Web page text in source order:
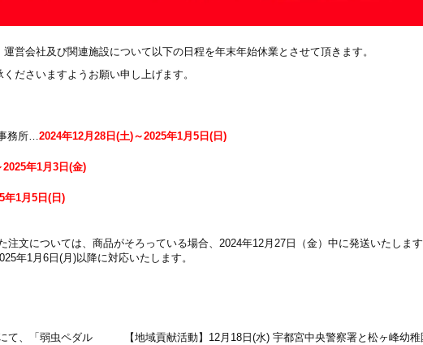
営会社及び関連施設について以下の日程を年末年始休業とさせて頂きます。
ださいますようお願い申し上げます。
務所…2024年12月28日(土)～2025年1月5日(日)
年1月3日(金)
年1月5日(日)
文については、商品がそろっている場合、2024年12月27日（金）中に発送いたしま
年1月6日(月)以降に対応いたします。
て、「弱虫ペダル
【地域貢献活動】12月18日(水) 宇都宮中央警察署と松ヶ峰幼